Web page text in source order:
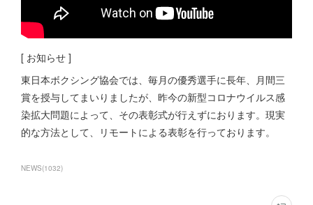
[ お知らせ ]
東日本ボクシング協会では、毎月の優秀選手に長年、月間三
賞を授与してまいりましたが、昨今の新型コロナウイルス感
染拡大問題によって、その表彰式が行えずにおります。現実
的な方法として、リモートによる表彰を行っております。
NEWS(1032)